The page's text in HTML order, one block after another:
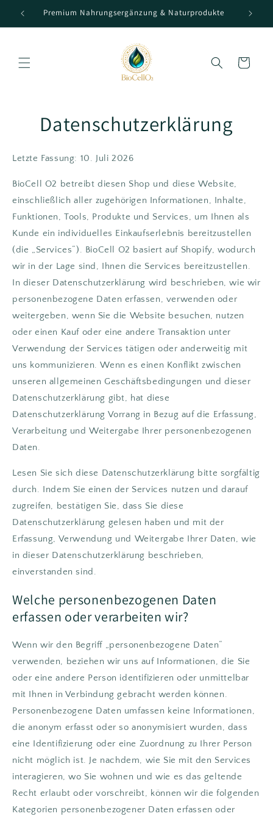
zum
Premium Nahrungsergänzung & Naturprodukte
Warenkorb
Datenschutzerklärung
Letzte Fassung: 10. Juli 2026
BioCell O2 betreibt diesen Shop und diese Website,
einschließlich aller zugehörigen Informationen, Inhalte,
Funktionen, Tools, Produkte und Services, um Ihnen als
Kunde ein individuelles Einkaufserlebnis bereitzustellen
(die „Services“). BioCell O2 basiert auf Shopify, wodurch
wir in der Lage sind, Ihnen die Services bereitzustellen.
In dieser Datenschutzerklärung wird beschrieben, wie wir
personenbezogene Daten erfassen, verwenden oder
weitergeben, wenn Sie die Website besuchen, nutzen
oder einen Kauf oder eine andere Transaktion unter
Verwendung der Services tätigen oder anderweitig mit
uns kommunizieren. Wenn es einen Konflikt zwischen
unseren allgemeinen Geschäftsbedingungen und dieser
Datenschutzerklärung gibt, hat diese
Datenschutzerklärung Vorrang in Bezug auf die Erfassung,
Verarbeitung und Weitergabe Ihrer personenbezogenen
Daten.
Lesen Sie sich diese Datenschutzerklärung bitte sorgfältig
durch. Indem Sie einen der Services nutzen und darauf
zugreifen, bestätigen Sie, dass Sie diese
Datenschutzerklärung gelesen haben und mit der
Erfassung, Verwendung und Weitergabe Ihrer Daten, wie
in dieser Datenschutzerklärung beschrieben,
einverstanden sind.
Welche personenbezogenen Daten
erfassen oder verarbeiten wir?
Wenn wir den Begriff „personenbezogene Daten“
verwenden, beziehen wir uns auf Informationen, die Sie
oder eine andere Person identifizieren oder unmittelbar
mit Ihnen in Verbindung gebracht werden können.
Personenbezogene Daten umfassen keine Informationen,
die anonym erfasst oder so anonymisiert wurden, dass
eine Identifizierung oder eine Zuordnung zu Ihrer Person
nicht möglich ist. Je nachdem, wie Sie mit den Services
interagieren, wo Sie wohnen und wie es das geltende
Recht erlaubt oder vorschreibt, können wir die folgenden
Kategorien personenbezogener Daten erfassen oder